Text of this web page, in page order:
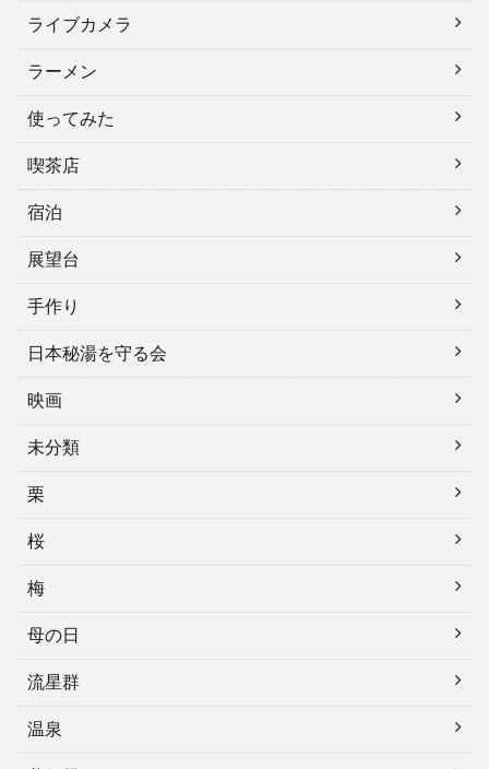
ライブカメラ
ラーメン
使ってみた
喫茶店
宿泊
展望台
手作り
日本秘湯を守る会
映画
未分類
栗
桜
梅
母の日
流星群
温泉